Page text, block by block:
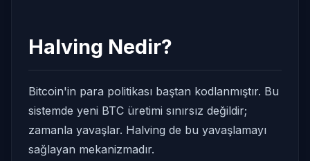
Halving Nedir?
Bitcoin'in para politikası baştan kodlanmıştır. Bu
sistemde yeni BTC üretimi sınırsız değildir;
zamanla yavaşlar. Halving de bu yavaşlamayı
sağlayan mekanizmadır.